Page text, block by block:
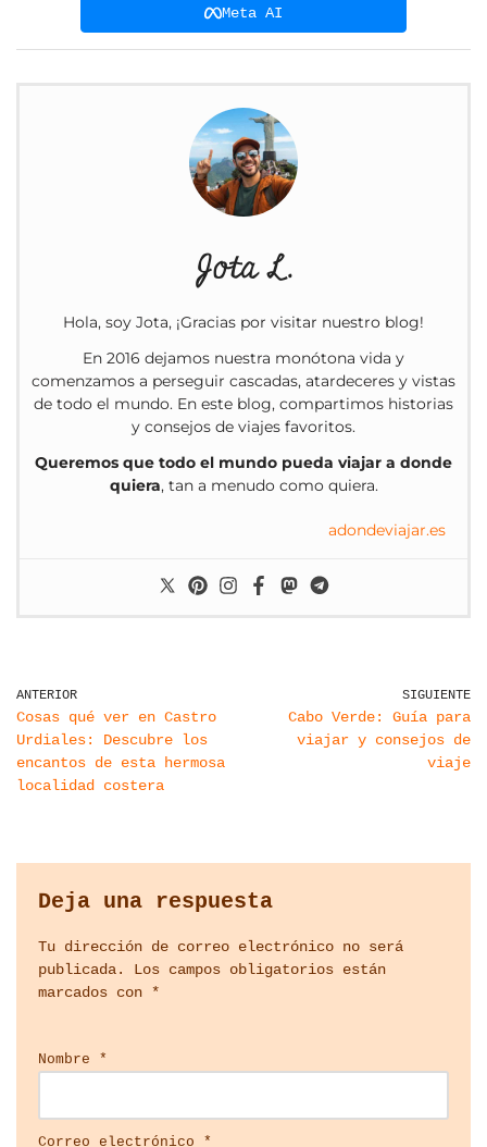
Meta AI
Jota L.
Hola, soy Jota, ¡Gracias por visitar nuestro blog!
En 2016 dejamos nuestra monótona vida y
comenzamos a perseguir cascadas, atardeceres y vistas
de todo el mundo. En este blog, compartimos historias
y consejos de viajes favoritos.
Queremos que todo el mundo pueda viajar a donde
quiera, tan a menudo como quiera.
adondeviajar.es
ANTERIOR
Cosas qué ver en Castro
Urdiales: Descubre los
encantos de esta hermosa
localidad costera
SIGUIENTE
Cabo Verde: Guía para
viajar y consejos de
viaje
Deja una respuesta
Tu dirección de correo electrónico no será
publicada.
Los campos obligatorios están
marcados con *
Nombre *
Correo electrónico *